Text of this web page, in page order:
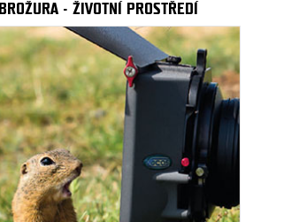
BROŽURA - ŽIVOTNÍ PROSTŘEDÍ